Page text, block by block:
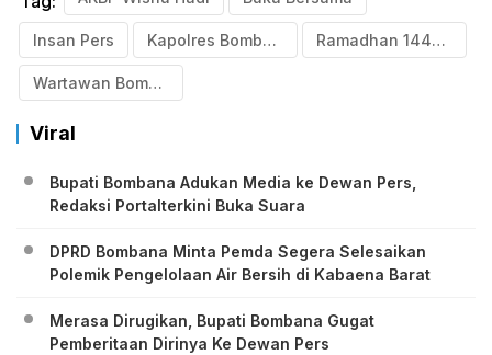
Insan Pers Kapolres Bombana Ramadhan 1446 Hijriah
Wartawan Bombana
Viral
Bupati Bombana Adukan Media ke Dewan Pers,
Redaksi Portalterkini Buka Suara
DPRD Bombana Minta Pemda Segera Selesaikan
Polemik Pengelolaan Air Bersih di Kabaena Barat
Merasa Dirugikan, Bupati Bombana Gugat
Pemberitaan Dirinya Ke Dewan Pers